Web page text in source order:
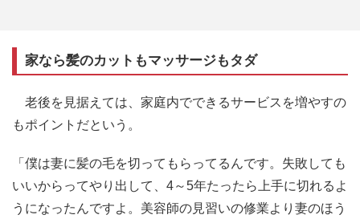
家なら髪のカットもマッサージもタダ
老後を見据えては、家庭内でできるサービスを増やすの
もポイントだという。
「僕は妻に髪の毛を切ってもらってるんです。失敗しても
いいからってやり出して、4～5年たったら上手に切れるよ
うになったんですよ。美容師の見習いの修業より妻のほう